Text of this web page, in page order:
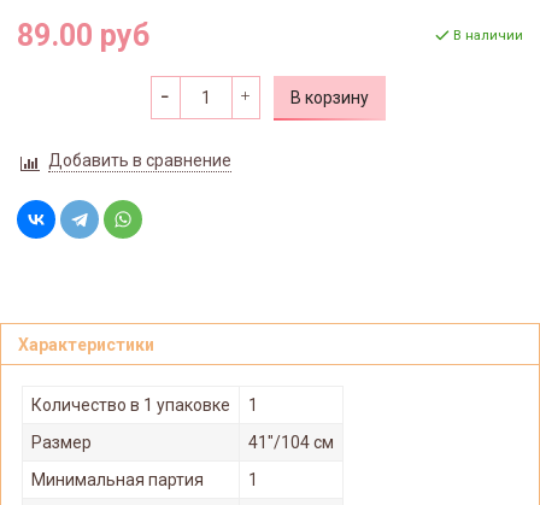
89.00 руб В наличии
В корзину
Добавить в сравнение
Характеристики
Количество в 1 упаковке
1
Размер
41"/104 см
Минимальная партия
1